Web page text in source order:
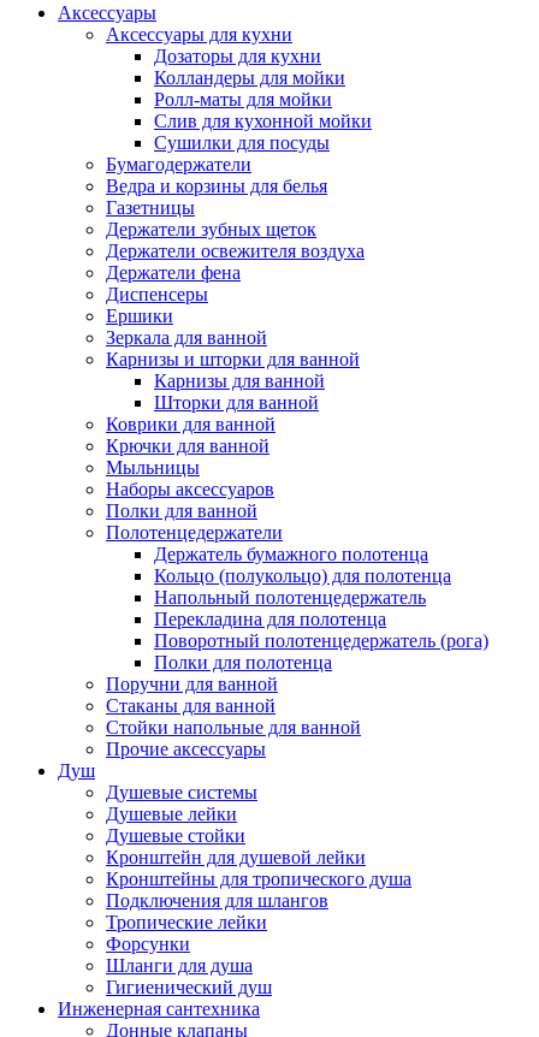
Аксессуары
Аксессуары для кухни
Дозаторы для кухни
Колландеры для мойки
Ролл-маты для мойки
Слив для кухонной мойки
Сушилки для посуды
Бумагодержатели
Ведра и корзины для белья
Газетницы
Держатели зубных щеток
Держатели освежителя воздуха
Держатели фена
Диспенсеры
Ершики
Зеркала для ванной
Карнизы и шторки для ванной
Карнизы для ванной
Шторки для ванной
Коврики для ванной
Крючки для ванной
Мыльницы
Наборы аксессуаров
Полки для ванной
Полотенцедержатели
Держатель бумажного полотенца
Кольцо (полукольцо) для полотенца
Напольный полотенцедержатель
Перекладина для полотенца
Поворотный полотенцедержатель (рога)
Полки для полотенца
Поручни для ванной
Стаканы для ванной
Стойки напольные для ванной
Прочие аксессуары
Душ
Душевые системы
Душевые лейки
Душевые стойки
Кронштейн для душевой лейки
Кронштейны для тропического душа
Подключения для шлангов
Тропические лейки
Форсунки
Шланги для душа
Гигиенический душ
Инженерная сантехника
Донные клапаны